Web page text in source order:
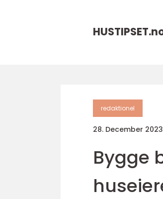
HUSTIPSET.
redaktionel
28. December 2023
Bygge